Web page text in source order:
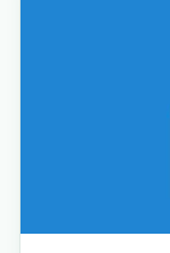
保護者面談など
一文でもはっき
育てをしながら
の心理的なハー
際に、小規模な
校行事は優先し
ょう」といった
みると見つかり
と明確に記載し